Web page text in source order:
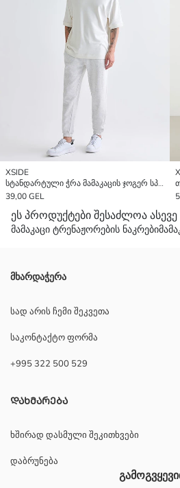
XSIDE
სტანდარტული ჭრა მამაკაცის ჯოგერ სპორტული შარვალი
39,00 GEL
ეს პროდუქტები შესაძლოა
მამაკაცი ტრენაჟორების ნაკრები
მხარდაჭერა
სად არის ჩემი შეკვეთა
საკონტაქტო ფორმა
+995 322 500 529
ᲓᲐᲮᲛᲐᲠᲔᲑᲐ
ხშირად დასმული შეკითხვები
დაბრუნება